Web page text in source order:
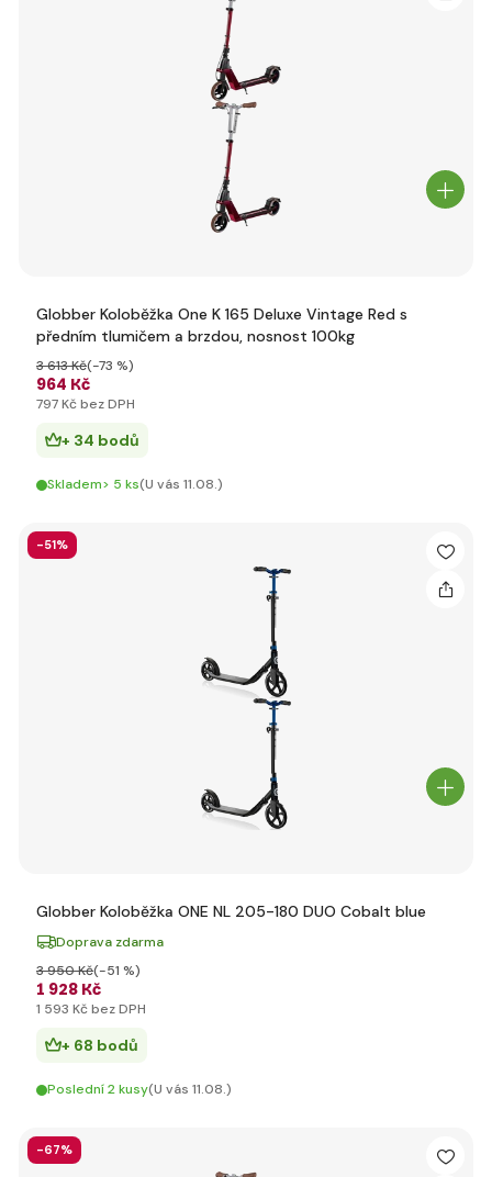
Globber Koloběžka One K 165 Deluxe Vintage Red s
předním tlumičem a brzdou, nosnost 100kg
964 Kč
3 613 Kč(-73 %)
797 Kč bez DPH
+ 34 bodů
Skladem> 5 ks(U vás 11.08.)
-51%
Globber Koloběžka ONE NL 205-180 DUO Cobalt blue
Doprava zdarma
1 928 Kč
3 950 Kč(-51 %)
1 593 Kč bez DPH
+ 68 bodů
Poslední 2 kusy(U vás 11.08.)
-67%